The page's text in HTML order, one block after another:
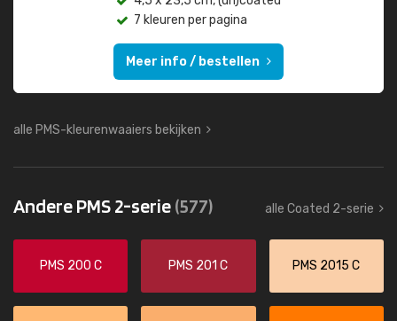
7 kleuren per pagina
Meer info / bestellen
alle PMS-kleurenwaaiers bekijken
Andere PMS 2-serie(577) alle Coated 2-serie
PMS 200 C PMS 201 C PMS 2015 C